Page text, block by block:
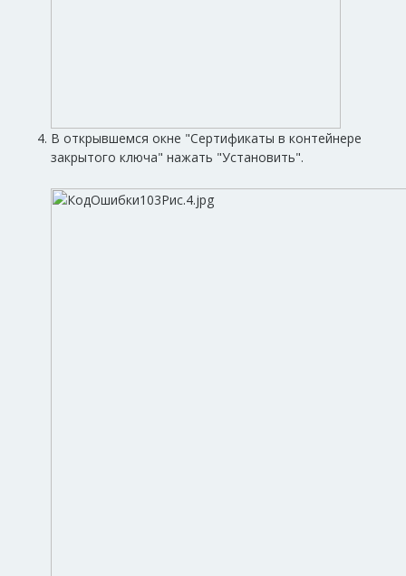
В открывшемся окне "Сертификаты в контейнере
закрытого ключа" нажать "Установить".